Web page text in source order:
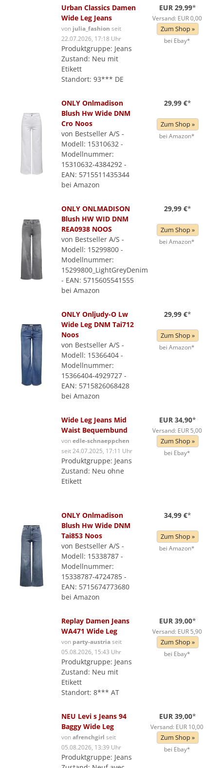
Urban Classics Damen
Wide Leg Jeans
von julia_fashion seit
22.07.2026, 17:18 Uhr
Produktgruppe: Jeans
Zustand: Neu mit
Etikett
Standort: 93*** DE
EUR 29,99*
Versand: EUR 0,00
Zum Shop »
bei Ebay*
ONLY Onlmadison
Blush Hw Wide DNM
Cro Noos
von Bestseller A/S -
Modell: 15310632 -
Modellnummer:
15310632-4384292 -
EAN: 5715511435344
bei Amazon
29,99 €*
Zum Shop »
bei Amazon*
ONLY ONLMADISON
Blush HW WID DNM
REA0938 NOOS
von Bestseller A/S -
Modell: 15299800 -
Modellnummer:
15299800_LightGreyDenim
- EAN: 5715605541555
bei Amazon
29,99 €*
Zum Shop »
bei Amazon*
ONLY Onljudy-O Lw
Wide Leg DNM Tai712
Noos
von Bestseller A/S -
Modell: 15366404 -
Modellnummer:
15366404-4929727 -
EAN: 5715826068428
bei Amazon
29,99 €*
Zum Shop »
bei Amazon*
Wide Leg Jeans Mid
Waist Bequembund
vonedle-schnaeppchen
seit 24.07.2025, 17:11 Uhr
Produktgruppe: Jeans
Zustand: Neu ohne
Etikett
EUR 34,90*
Versand: EUR 5,00
Zum Shop »
bei Ebay*
ONLY Onlmadison
Blush Hw Wide DNM
Tai853 Noos
von Bestseller A/S -
Modell: 15338787 -
Modellnummer:
15338787-4724785 -
EAN: 5715674773680
bei Amazon
34,99 €*
Zum Shop »
bei Amazon*
Replay Damen Jeans
WA471 Wide Leg
von party-austriaseit
05.08.2026, 15:43 Uhr
Produktgruppe: Jeans
Zustand: Neu mit
Etikett
Standort: 8*** AT
EUR 39,00*
Versand: EUR 5,90
Zum Shop »
bei Ebay*
NEU Levi s Jeans 94
Baggy Wide Leg
vonafrenchgirl seit
05.08.2026, 13:39 Uhr
Produktgruppe: Jeans
EUR 39,00*
Versand: EUR 10,00
Zum Shop »
bei Ebay*